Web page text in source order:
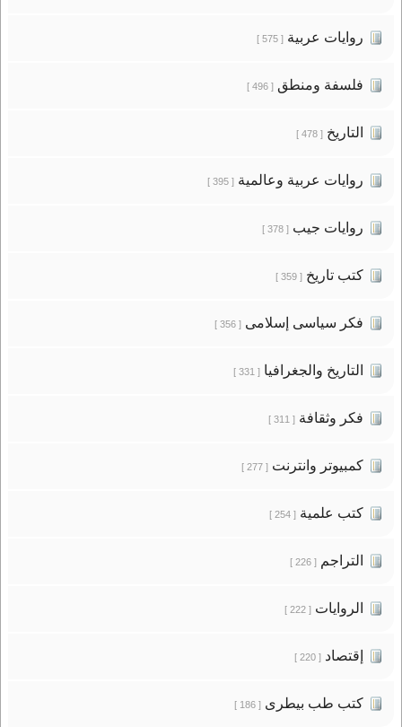
روايات عربية[ 575 ]
فلسفة ومنطق[ 496 ]
التاريخ[ 478 ]
روايات عربية وعالمية[ 395 ]
روايات جيب[ 378 ]
كتب تاريخ[ 359 ]
فكر سياسى إسلامى[ 356 ]
التاريخ والجغرافيا[ 331 ]
فكر وثقافة[ 311 ]
كمبيوتر وانترنت[ 277 ]
كتب علمية[ 254 ]
التراجم[ 226 ]
الروايات[ 222 ]
إقتصاد[ 220 ]
كتب طب بيطرى[ 186 ]